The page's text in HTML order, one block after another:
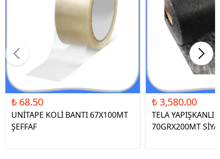
₺ 68.50
UNİTAPE KOLİ BANTI 67X100MT
ŞEFFAF
₺ 3,580.00
TELA YAPIŞKANLI
70GRX200MT